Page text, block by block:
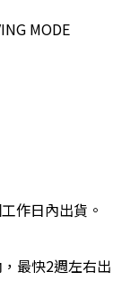
MODE
作日內出貨。
最快2週左右出